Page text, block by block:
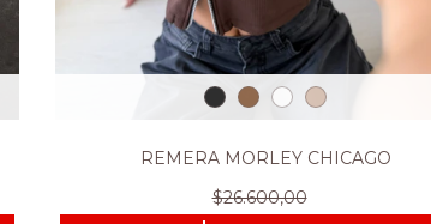
REMERA MORLEY CHICAGO
$26.600,00